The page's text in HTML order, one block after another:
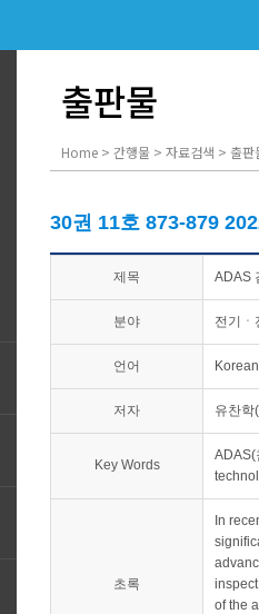
출판물
Home > 간행물 > 자료검색 > 출판
30권 11호 873-879
제목 ADAS
분야 전기ㆍ
언어 Korean
저자 유찬학
Key Words
ADAS(
초록
In
of the